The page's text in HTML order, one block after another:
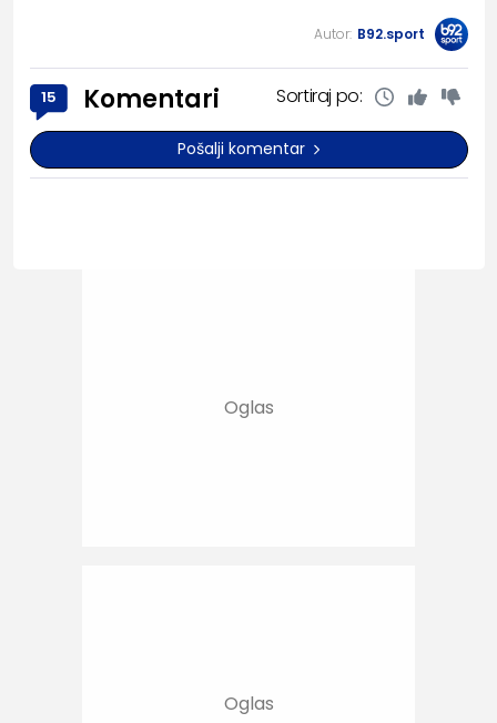
Autor: B92.sport
15 Komentari Sortiraj po:
Pošalji komentar